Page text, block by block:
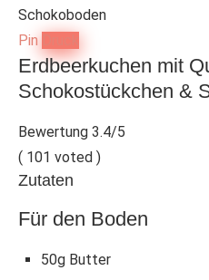
Pin
Erdbeerkuchen mit
Schokostückchen &
Bewertung 3.4/5
( 101 voted )
Zutaten
Für den Boden
50g Butter